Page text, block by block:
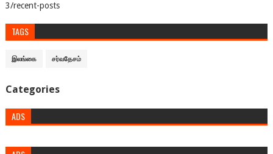
3/recent-posts
TAGS
இலங்கை சர்வதேசம்
Categories
ADS